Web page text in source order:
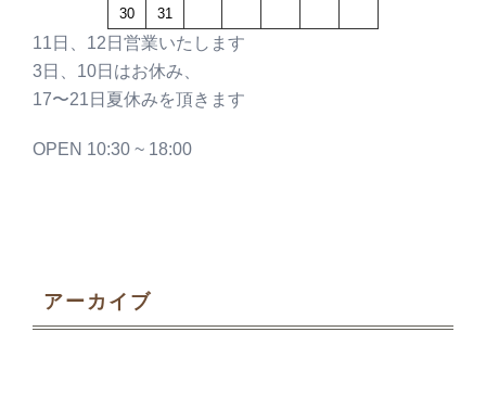
30 31
11日、12日営業いたします
3日、10日はお休み、
17〜21日夏休みを頂きます
OPEN 10:30 ~ 18:00
アーカイブ